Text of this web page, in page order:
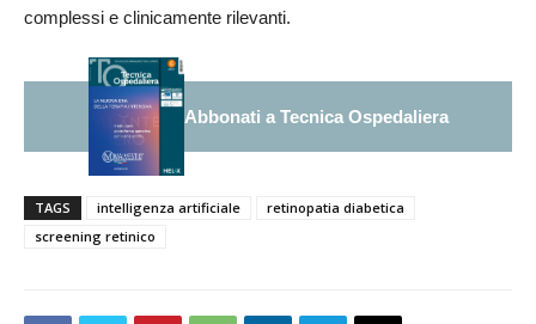
complessi e clinicamente rilevanti.
Abbonati a Tecnica Ospedaliera
TAGS intelligenza artificiale
retinopatia diabetica
screening retinico